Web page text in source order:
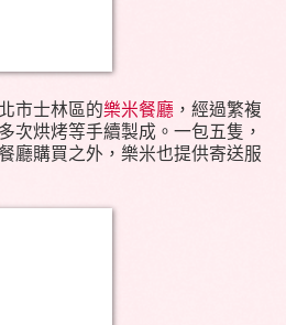
市士林區的樂米餐廳 ，經過繁複
次烘烤等手續製成。一包五隻，
廳購買之外，樂米也提供寄送服